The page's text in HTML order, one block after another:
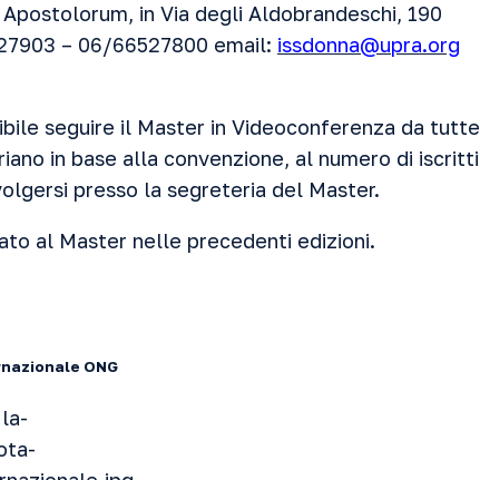
in Via degli Aldobrandeschi, 190
– 06/66527800 email: issdonna@upra.org
seguire il Master in Videoconferenza da tutte
in base alla convenzione, al numero di iscritti
presso la segreteria del Master.
al Master nelle precedenti edizioni.
ONG